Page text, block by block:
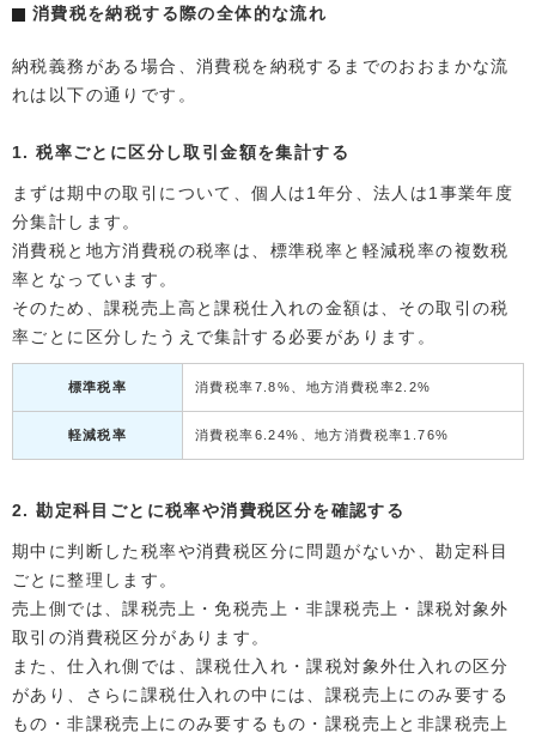
消費税を納税する際の全体的な流れ
納税義務がある場合、消費税を納税するまでのおおまかな流
れは以下の通りです。
1. 税率ごとに区分し取引金額を集計する
まずは期中の取引について、個人は1年分、法人は1事業年度
分集計します。
消費税と地方消費税の税率は、標準税率と軽減税率の複数税
率となっています。
そのため、課税売上高と課税仕入れの金額は、その取引の税
率ごとに区分したうえで集計する必要があります。
標準税率 消費税率7.8%、地方消費税率2.2%
軽減税率 消費税率6.24%、地方消費税率1.76%
2. 勘定科目ごとに税率や消費税区分を確認する
期中に判断した税率や消費税区分に問題がないか、勘定科目
ごとに整理します。
売上側では、課税売上・免税売上・非課税売上・課税対象外
取引の消費税区分があります。
また、仕入れ側では、課税仕入れ・課税対象外仕入れの区分
があり、さらに課税仕入れの中には、課税売上にのみ要する
もの・非課税売上にのみ要するもの・課税売上と非課税売上